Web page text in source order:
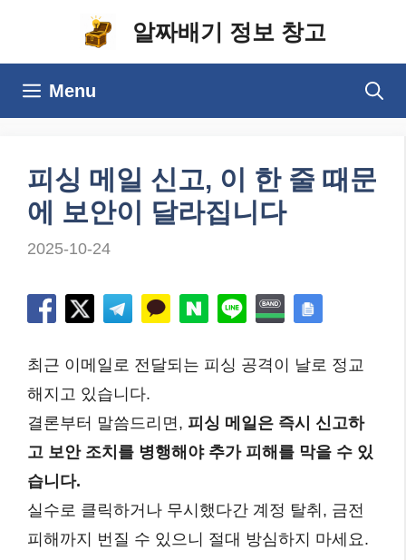
알짜배기 정보 창고
Menu
피싱 메일 신고, 이 한 줄 때문
에 보안이 달라집니다
2025-10-24
최근 이메일로 전달되는 피싱 공격이 날로 정교
해지고 있습니다.
결론부터 말씀드리면, 피싱 메일은 즉시 신고하
고 보안 조치를 병행해야 추가 피해를 막을 수 있
습니다.
실수로 클릭하거나 무시했다간 계정 탈취, 금전
피해까지 번질 수 있으니 절대 방심하지 마세요.